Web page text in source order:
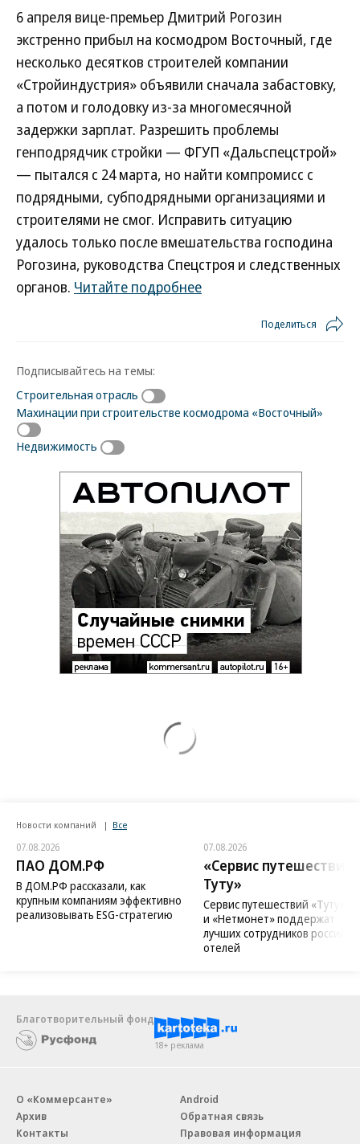
6 апреля вице-премьер Дмитрий Рогозин
экстренно прибыл на космодром Восточный, где
несколько десятков строителей компании
«Стройиндустрия» объявили сначала забастовку,
а потом и голодовку из-за многомесячной
задержки зарплат. Разрешить проблемы
генподрядчик стройки — ФГУП «Дальспецстрой»
— пытался с 24 марта, но найти компромисс с
подрядными, субподрядными организациями и
строителями не смог. Исправить ситуацию
удалось только после вмешательства господина
Рогозина, руководства Спецстроя и следственных
органов. Читайте подробнее
Поделиться
Подписывайтесь на темы:
Строительная отрасль
Махинации при строительстве космодрома «Восточный»
Недвижимость
Новости компаний Все
07.08.2026
ПАО ДОМ.РФ
В ДОМ.РФ рассказали, как
крупным компаниям эффективно
реализовывать ESG-стратегию
07.08.2026
«Сервис путешествий
Туту»
Сервис путешествий «Туту»
и «Нетмонет» поддержат
лучших сотрудников
отелей
Благотворительный фонд
18+ реклама
О «Коммерсанте»
Архив
Контакты
Android
Обратная связь
Правовая информация